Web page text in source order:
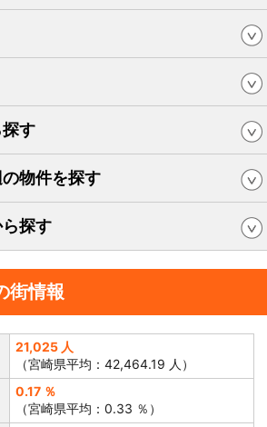
す
物件を探す
探す
街情報
21,025 人
（宮崎県平均：42,464.19 人）
0.17 ％
（宮崎県平均：0.33 ％）